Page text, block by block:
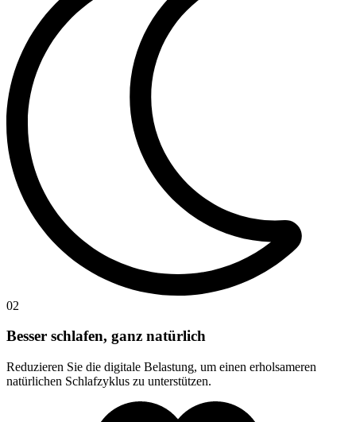
02
Besser schlafen, ganz natürlich
Reduzieren Sie die digitale Belastung, um einen erholsameren
natürlichen Schlafzyklus zu unterstützen.